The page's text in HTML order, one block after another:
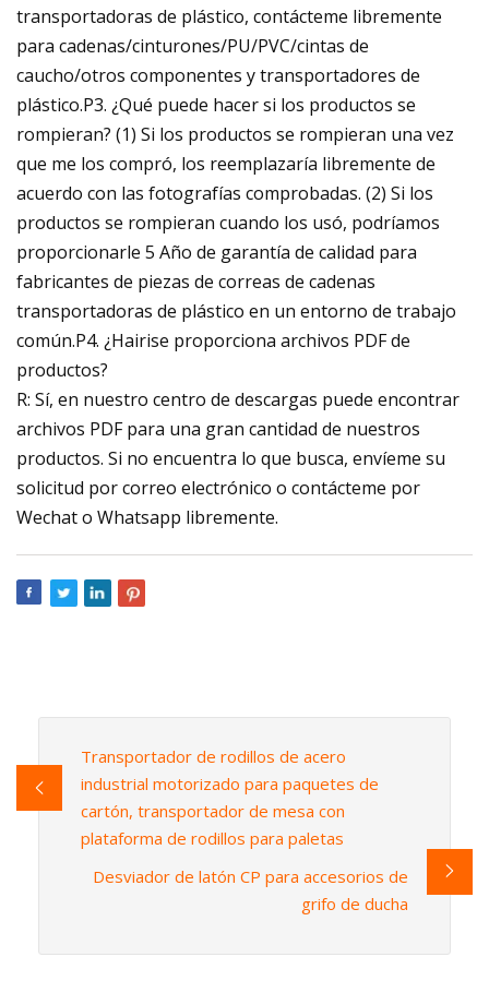
transportadoras de plástico, contácteme libremente
para cadenas/cinturones/PU/PVC/cintas de
caucho/otros componentes y transportadores de
plástico.P3. ¿Qué puede hacer si los productos se
rompieran? (1) Si los productos se rompieran una vez
que me los compró, los reemplazaría libremente de
acuerdo con las fotografías comprobadas. (2) Si los
productos se rompieran cuando los usó, podríamos
proporcionarle 5 Año de garantía de calidad para
fabricantes de piezas de correas de cadenas
transportadoras de plástico en un entorno de trabajo
común.P4. ¿Hairise proporciona archivos PDF de
productos?
R: Sí, en nuestro centro de descargas puede encontrar
archivos PDF para una gran cantidad de nuestros
productos. Si no encuentra lo que busca, envíeme su
solicitud por correo electrónico o contácteme por
Wechat o Whatsapp libremente.
Transportador de rodillos de acero
industrial motorizado para paquetes de
cartón, transportador de mesa con
plataforma de rodillos para paletas
Desviador de latón CP para accesorios de
grifo de ducha